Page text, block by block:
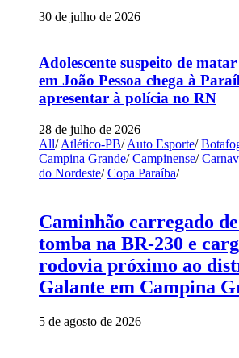
30 de julho de 2026
Adolescente suspeito de
em João Pessoa chega à
apresentar à polícia no RN
28 de julho de 2026
All/ Atlético-PB/ Auto Esporte/
Campina Grande/ Campinense/
do Nordeste/ Copa Paraíba/
Caminhão carregado
tomba na BR-230 e
rodovia próximo ao
Galante em Campina
5 de agosto de 2026